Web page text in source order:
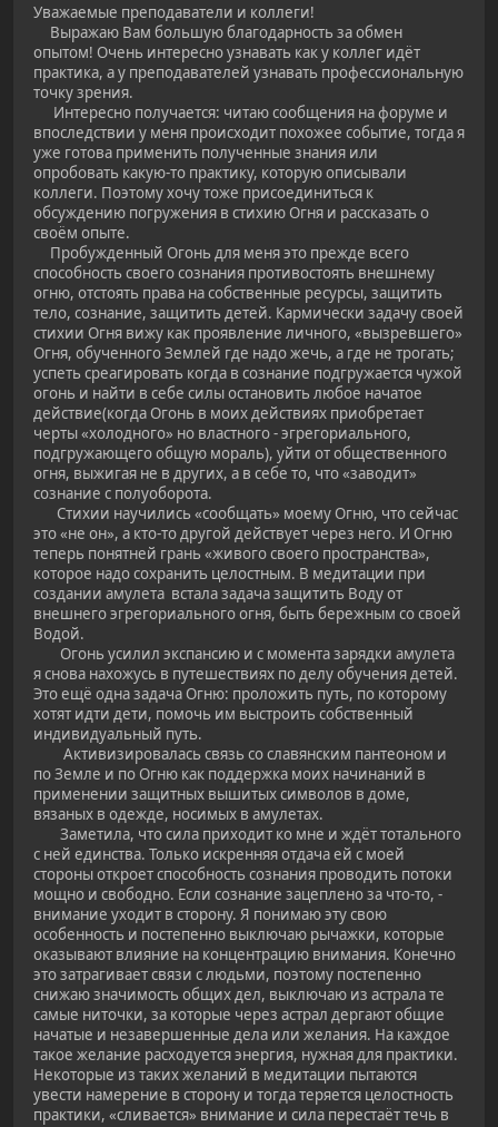
Уважаемые преподаватели и коллеги!
Выражаю Вам большую благодарность за обмен
опытом! Очень интересно узнавать как у коллег идёт
практика, а у преподавателей узнавать профессиональную
точку зрения.
Интересно получается: читаю сообщения на форуме и
впоследствии у меня происходит похожее событие, тогда я
уже готова применить полученные знания или
опробовать какую-то практику, которую описывали
коллеги. Поэтому хочу тоже присоединиться к
обсуждению погружения в стихию Огня и рассказать о
своём опыте.
Пробужденный Огонь для меня это прежде всего
способность своего сознания противостоять внешнему
огню, отстоять права на собственные ресурсы, защитить
тело, сознание, защитить детей. Кармически задачу своей
стихии Огня вижу как проявление личного, «вызревшего»
Огня, обученного Землей где надо жечь, а где не трогать;
успеть среагировать когда в сознание подгружается чужой
огонь и найти в себе силы остановить любое начатое
действие(когда Огонь в моих действиях приобретает
черты «холодного» но властного - эгрегориального,
подгружающего общую мораль), уйти от общественного
огня, выжигая не в других, а в себе то, что «заводит»
сознание с полуоборота.
Стихии научились «сообщать» моему Огню, что сейчас
это «не он», а кто-то другой действует через него. И Огню
теперь понятней грань «живого своего пространства»,
которое надо сохранить целостным. В медитации при
создании амулета встала задача защитить Воду от
внешнего эгрегориального огня, быть бережным со своей
Водой.
Огонь усилил экспансию и с момента зарядки амулета
я снова нахожусь в путешествиях по делу обучения детей.
Это ещё одна задача Огню: проложить путь, по которому
хотят идти дети, помочь им выстроить собственный
индивидуальный путь.
Активизировалась связь со славянским пантеоном и
по Земле и по Огню как поддержка моих начинаний в
применении защитных вышитых символов в доме,
вязаных в одежде, носимых в амулетах.
Заметила, что сила приходит ко мне и ждёт тотального
с ней единства. Только искренняя отдача ей с моей
стороны откроет способность сознания проводить потоки
мощно и свободно. Если сознание зацеплено за что-то, -
внимание уходит в сторону. Я понимаю эту свою
особенность и постепенно выключаю рычажки, которые
оказывают влияние на концентрацию внимания. Конечно
это затрагивает связи с людьми, поэтому постепенно
снижаю значимость общих дел, выключаю из астрала те
самые ниточки, за которые через астрал дергают общие
начатые и незавершенные дела или желания. На каждое
такое желание расходуется энергия, нужная для практики.
Некоторые из таких желаний в медитации пытаются
увести намерение в сторону и тогда теряется целостность
практики, «сливается» внимание и сила перестаёт течь в